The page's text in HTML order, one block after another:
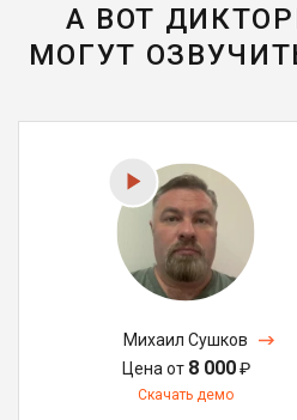
А ВОТ
МОГУТ
Михаил Сушков
Цена от 8 000₽
Скачать демо